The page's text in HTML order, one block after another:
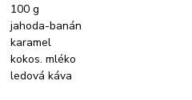
100 g
jahoda-banán
karamel
kokos. mléko
ledová káva